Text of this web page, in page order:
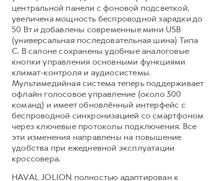
центральной панели с фоновой подсветкой,
увеличена мощность беспроводной зарядки до
50 Вт и добавлены современные мини USB
(универсальная последовательная шина) Типа
C. В салоне сохранены удобные аналоговые
кнопки управления основными функциями
климат-контроля и аудиосистемы.
Мультимедийная система теперь поддерживает
офлайн голосовое управление (около 300
команд) и имеет обновлённый интерфейс с
беспроводной синхронизацией со смартфоном
через ключевые протоколы подключения. Все
эти изменения направлены на повышение
удобства при ежедневной эксплуатации
кроссовера.
HAVAL JOLION полностью адаптирован к